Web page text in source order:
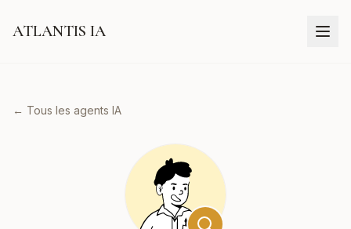
ATLANTIS IA
← Tous les agents IA